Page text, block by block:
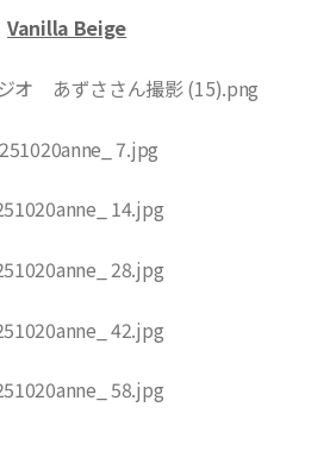
Vanilla Beige